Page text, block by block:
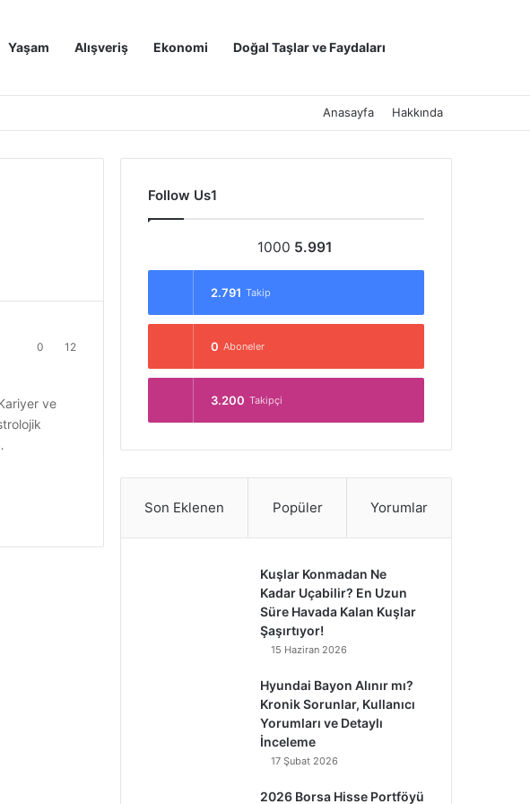
Yaşam Alışveriş Ekonomi Doğal Taşlar ve Faydaları
Anasayfa Hakkında
0 12
ve
Follow Us1
1000 5.991
2.791 Takip
0 Aboneler
3.200 Takipçi
Son Eklenen Popüler Yorumlar
Kuşlar Konmadan Ne
Kadar Uçabilir? En Uzun
Süre Havada Kalan Kuşlar
Şaşırtıyor!
15 Haziran 2026
Hyundai Bayon Alınır mı?
Kronik Sorunlar, Kullanıcı
Yorumları ve Detaylı
İnceleme
17 Şubat 2026
2026 Borsa Hisse Portföyü